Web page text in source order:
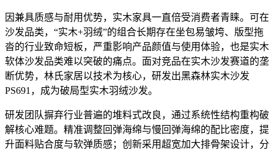
因兼具质感与耐用优势，实木家具一直倍受消费者青睐。可在
沙发品类，“实木+羽绒”的组合长期存在坐包易皱垮、版型拖
沓的行业致命短板，严重影响产品颜值与使用体验，也是实木
软体沙发品类难以突破的痛点。面对竞品在实木沙发赛道的垄
断优势，林氏家居以技术为核心，研发出黑森林实木沙发
PS691，成为破局型实木羽绒沙发。
研发团队摒弃行业普遍的堆料式改良，通过系统性结构重构破
解核心难题。精准调整回弹海绵与慢回弹海绵的配比密度，提
升面料贴合度与软弹质感；创新采用超宽加大排骨架设计，分